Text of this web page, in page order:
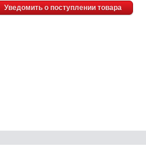
Уведомить о поступлении товара